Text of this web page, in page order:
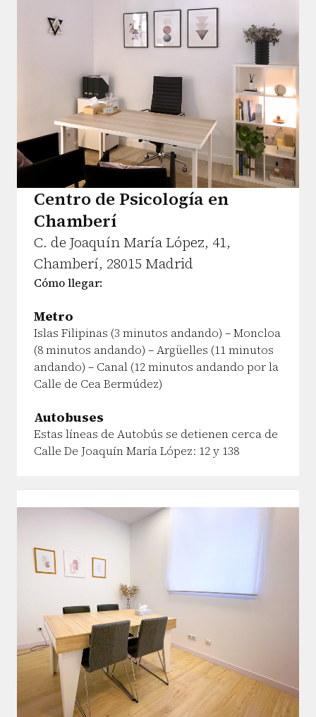
Centro de Psicología en
Chamberí
C. de Joaquín María López, 41,
Chamberí, 28015 Madrid
Cómo llegar:
Metro
Islas Filipinas (3 minutos andando) – Moncloa
(8 minutos andando) – Argüelles (11 minutos
andando) – Canal (12 minutos andando por la
Calle de Cea Bermúdez)
Autobuses
Estas líneas de Autobús se detienen cerca de
Calle De Joaquín María López: 12 y 138